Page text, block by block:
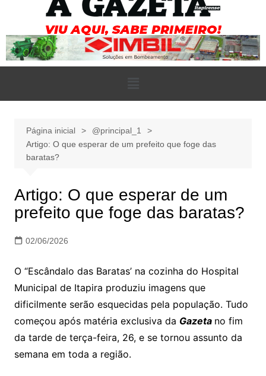
Página inicial
@principal_1
Artigo: O que esperar de um prefeito que foge das
baratas?
Artigo: O que esperar de um
prefeito que foge das baratas?
02/06/2026
O “Escândalo das Baratas’ na cozinha do Hospital
Municipal de Itapira produziu imagens que
dificilmente serão esquecidas pela população. Tudo
começou após matéria exclusiva da Gazeta no fim
da tarde de terça-feira, 26, e se tornou assunto da
semana em toda a região.